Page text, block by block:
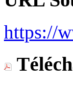
https://